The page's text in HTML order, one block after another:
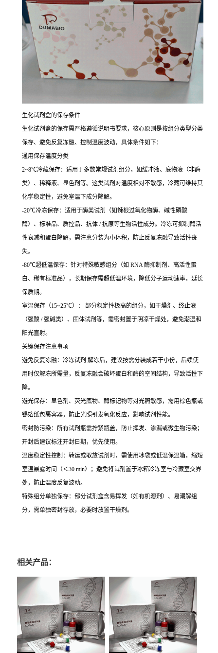
生化试剂盒的保存条件
生化试剂盒的保存需严格遵循说明书要求，核心原则是按组分类型分类
保存、避免反复冻融、控制温度波动，具体条件如下：
通用保存温度分类
2~8℃冷藏保存：适用于多数常规试剂组分，如缓冲液、底物液（非酶
类）、稀释液、显色剂等。这类试剂对温度相对不敏感，冷藏可维持其
化学稳定性，避免室温下成分降解。
-20℃冷冻保存：适用于酶类试剂（如辣根过氧化物酶、碱性磷酸
酶）、标准品、质控品、抗体 / 抗原等生物活性成分。冷冻可抑制酶活
性衰减和蛋白降解，需注意分装为小体积，防止反复冻融导致活性丧
失。
-80℃超低温保存：针对特殊敏感组分（如 RNA 酶抑制剂、高活性蛋
白、稀有标准品），长期保存需超低温环境，降低分子运动速率，延长
保质期。
室温保存（15~25℃）： 部分稳定性极高的组分，如干燥剂、终止液
（强酸 / 强碱类）、固体试剂等，需密封置于阴凉干燥处，避免潮湿和
阳光直射。
关键保存注意事项
避免反复冻融：冷冻试剂 解冻后，建议按需分装成若干小份，后续使
用时仅解冻所需量，反复冻融会破坏蛋白和酶的空间结构，导致活性下
降。
避光保存：显色剂、荧光底物、酶标记物等对光照敏感，需用棕色瓶或
锡箔纸包裹容器，防止光照引发氧化反应，影响试剂性能。
密封防污染：所有试剂瓶需拧紧瓶盖，防止挥发、渗漏或微生物污染；
开封后建议标注开封日期，优先使用。
温度稳定性控制：转运或取放试剂时，需使用冰袋或低温保温箱，缩短
室温暴露时间（＜30 min）；避免将试剂置于冰箱冷冻室与冷藏室交界
处，防止温度反复波动。
特殊组分单独保存：部分试剂盒含易挥发（如有机溶剂）、易潮解组
分，需单独密封存放，必要时放置干燥剂。
相关产品：